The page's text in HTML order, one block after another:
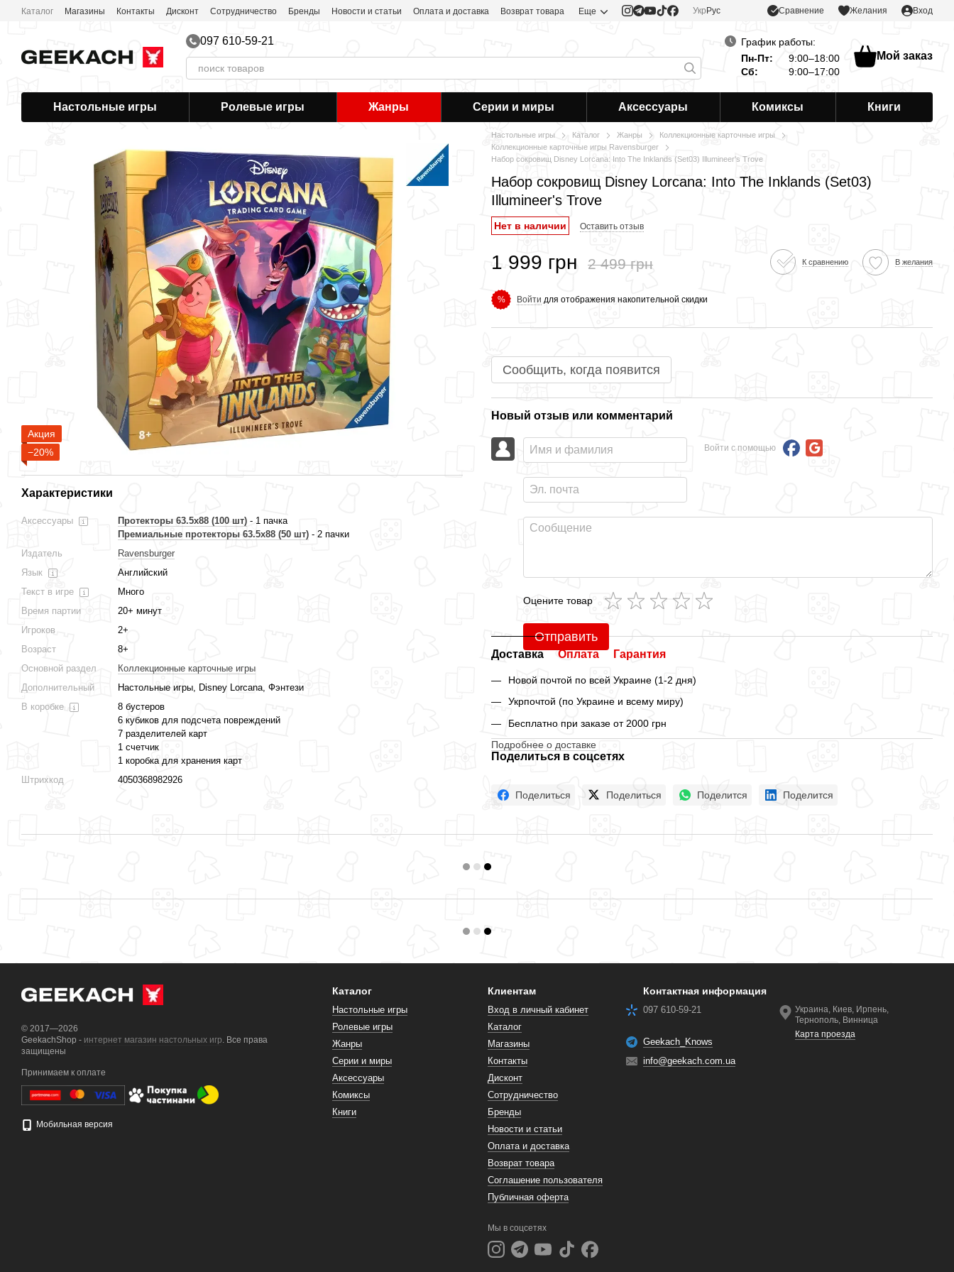
Перейти к основному контенту
Каталог Магазины Контакты Дисконт Сотрудничество Бренды Новости и статьи Оплата и доставка Возврат товара Еще Укр Рус Сравнение Желания Вход
097 610-59-21
График работы:
Пн-Пт:
9:00–18:00
Сб:
9:00–17:00
Мой заказ
Настольные игры Ролевые игры Жанры Серии и миры Аксессуары Комиксы Книги
Акция
−20%
Характеристики
Аксессуары Протекторы 63.5x88 (100 шт) - 1 пачка
Премиальные протекторы 63.5x88 (50 шт) - 2 пачки
Издатель
Ravensburger
Язык
Английский
Текст в игре
Много
Время партии
20+ минут
Игроков
2+
Возраст
8+
Основной раздел
Коллекционные карточные игры
Дополнительный
Настольные игры, Disney Lorcana, Фэнтези
В коробке
8 бустеров
6 кубиков для подсчета повреждений
7 разделителей карт
1 счетчик
1 коробка для хранения карт
Штрихкод
4050368982926
Настольные игры Каталог Жанры
Коллекционные карточные игры
Коллекционные карточные игры Ravensburger
Набор сокровищ Disney Lorcana: Into The Inklands (Set03) Illumineer's Trove
Набор сокровищ Disney Lorcana: Into The Inklands (Set03)
Illumineer's Trove
Нет в наличии Оставить отзыв
1 999 грн 2 499 грн К сравнению В желания
% Войти для отображения накопительной скидки
Сообщить, когда появится
Новый отзыв или комментарий
Войти с помощью
Оцените товар
Отправить
Доставка Оплата Гарантия
Новой почтой по всей Украине (1-2 дня)
Укрпочтой (по Украине и всему миру)
Бесплатно при заказе от 2000 грн
Подробнее о доставке
Поделиться в соцсетях
Поделиться Поделиться Поделится Поделится
© 2017—2026
GeekachShop - интернет магазин настольных игр. Все права
защищены
Принимаем к оплате
Мобильная версия
Каталог
Настольные игры
Ролевые игры
Жанры
Серии и миры
Аксессуары
Комиксы
Книги
Клиентам
Вход в личный кабинет
Каталог
Магазины
Контакты
Дисконт
Сотрудничество
Бренды
Новости и статьи
Оплата и доставка
Возврат товара
Соглашение пользователя
Публичная оферта
Мы в соцсетях
Контактная информация
097 610-59-21
Geekach_Knows
info@geekach.com.ua
Украина, Киев, Ирпень,
Тернополь, Винница
Карта проезда